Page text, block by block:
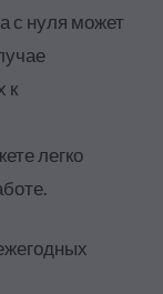
с нуля может
к
легко